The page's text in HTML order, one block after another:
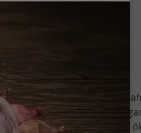
wenn die Ernte in
zu vernichten. Beim
sind auch für den